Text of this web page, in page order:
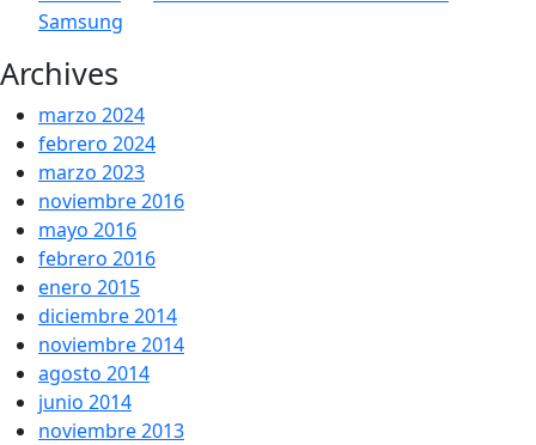
Samsung
Archives
marzo 2024
febrero 2024
marzo 2023
noviembre 2016
mayo 2016
febrero 2016
enero 2015
diciembre 2014
noviembre 2014
agosto 2014
junio 2014
noviembre 2013